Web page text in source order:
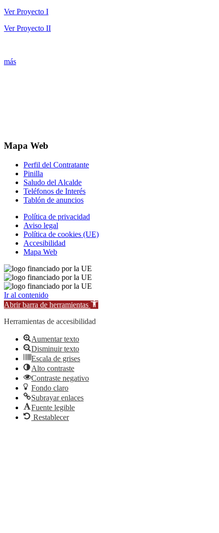
Ver Proyecto I
Ver Proyecto II
más
Mapa Web
Perfil del Contratante
Pinilla
Saludo del Alcalde
Teléfonos de Interés
Tablón de anuncios
Política de privacidad
Aviso legal
Política de cookies (UE)
Accesibilidad
Mapa Web
Ir al contenido
Abrir barra de herramientas
Herramientas de accesibilidad
Aumentar texto
Disminuir texto
Escala de grises
Alto contraste
Contraste negativo
Fondo claro
Subrayar enlaces
Fuente legible
Restablecer